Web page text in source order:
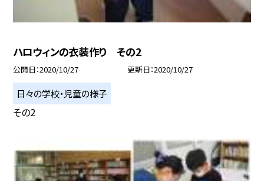
ハロウィンの衣装作り その2
公開日 2020/10/27 更新日 2020/10/27
日々の学校・児童の様子
その2